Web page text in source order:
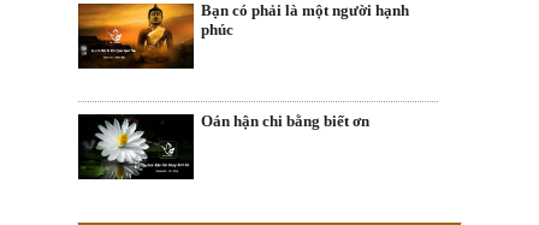
Bạn có phải là một người hạnh
phúc
Oán hận chi bằng biết ơn